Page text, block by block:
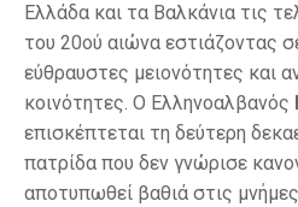
Ελλάδα και τα Βαλκάνια τις
του 20ού αιώνα εστιάζοντας
εύθραυστες μειονότητες και
κοινότητες. Ο Ελληνοαλβανός
επισκέπτεται τη δεύτερη
πατρίδα που δεν γνώρισε
αποτυπωθεί βαθιά στις